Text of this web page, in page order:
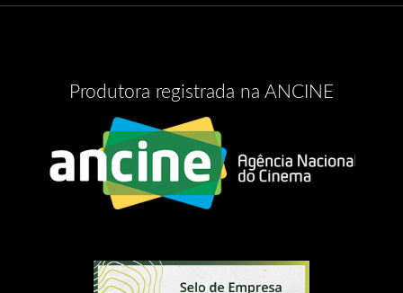
Produtora registrada na ANCINE